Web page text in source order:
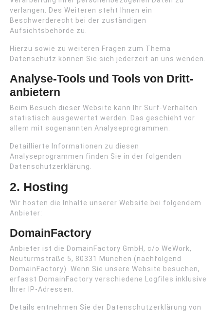
verlangen. Des Weiteren steht Ihnen ein
Beschwerderecht bei der zuständigen
Aufsichtsbehörde zu.
Hierzu sowie zu weiteren Fragen zum Thema
Datenschutz können Sie sich jederzeit an uns wenden.
Analyse-Tools und Tools von Dritt­
anbietern
Beim Besuch dieser Website kann Ihr Surf-Verhalten
statistisch ausgewertet werden. Das geschieht vor
allem mit sogenannten Analyseprogrammen.
Detaillierte Informationen zu diesen
Analyseprogrammen finden Sie in der folgenden
Datenschutzerklärung.
2. Hosting
Wir hosten die Inhalte unserer Website bei folgendem
Anbieter:
DomainFactory
Anbieter ist die DomainFactory GmbH, c/o WeWork,
Neuturmstraße 5, 80331 München (nachfolgend
DomainFactory). Wenn Sie unsere Website besuchen,
erfasst DomainFactory verschiedene Logfiles inklusive
Ihrer IP-Adressen.
Details entnehmen Sie der Datenschutzerklärung von